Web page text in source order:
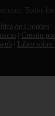
Todos los
de Cookies
Creado
Libro sobre